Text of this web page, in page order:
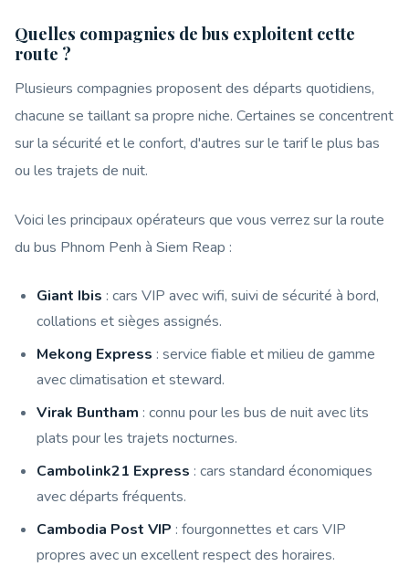
Quelles compagnies de bus exploitent cette
route ?
Plusieurs compagnies proposent des départs quotidiens,
chacune se taillant sa propre niche. Certaines se concentrent
sur la sécurité et le confort, d'autres sur le tarif le plus bas
ou les trajets de nuit.
Voici les principaux opérateurs que vous verrez sur la route
du bus Phnom Penh à Siem Reap :
Giant Ibis : cars VIP avec wifi, suivi de sécurité à bord,
collations et sièges assignés.
Mekong Express : service fiable et milieu de gamme
avec climatisation et steward.
Virak Buntham : connu pour les bus de nuit avec lits
plats pour les trajets nocturnes.
Cambolink21 Express : cars standard économiques
avec départs fréquents.
Cambodia Post VIP : fourgonnettes et cars VIP
propres avec un excellent respect des horaires.